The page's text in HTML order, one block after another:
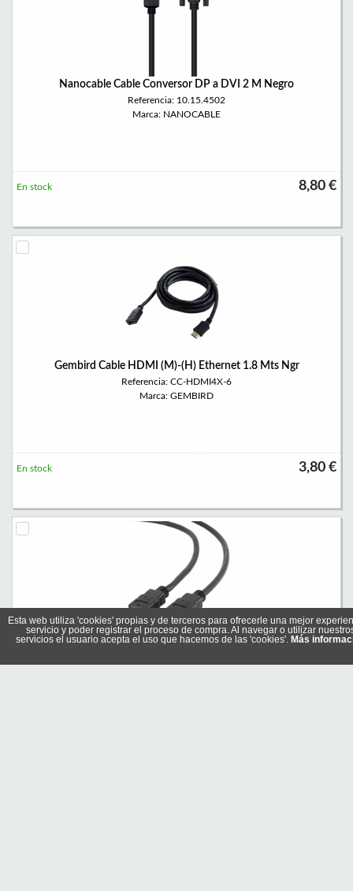
Nanocable Cable Conversor DP a DVI 2 M Negro
Referencia: 10.15.4502
Marca: NANOCABLE
8,80 €
En stock
Gembird Cable HDMI (M)-(H) Ethernet 1.8 Mts Ngr
Referencia: CC-HDMI4X-6
Marca: GEMBIRD
3,80 €
En stock
Gembird Cable Conexión HDMI V 1.4 20 Mts
Referencia: CC-HDMI4-20M
Esta web utiliza 'cookies' propias y de terceros para ofrecerle una mejor
servicio y poder registrar el proceso de compra. Al navegar o utilizar
servicios el usuario acepta el uso que hacemos de las 'cookies'. Más